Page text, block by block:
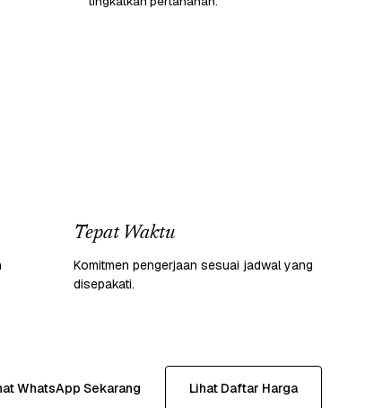
Tepat Waktu
Komitmen pengerjaan sesuai jadwal yang
disepakati.
WhatsApp Sekarang Lihat Daftar Harga